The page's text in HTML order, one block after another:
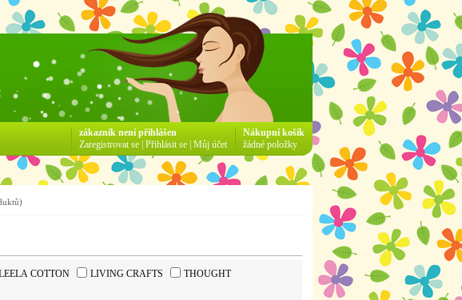
COTTON LIVING CRAFTS
THOUGHT
Nákupní košík
žádné položky
zákazník není přihlášen
Zaregistrovat se Přihlásit se Můj účet